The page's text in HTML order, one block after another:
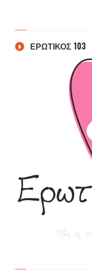
ΕΡΩΤΙΚΟΣ 103